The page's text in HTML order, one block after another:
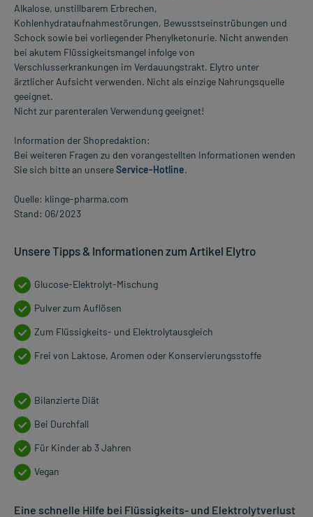
Alkalose, unstillbarem Erbrechen,
Kohlenhydrataufnahmestörungen, Bewusstseinstrübungen und
Schock sowie bei vorliegender Phenylketonurie. Nicht anwenden
bei akutem Flüssigkeitsmangel infolge von
Verschlusserkrankungen im Verdauungstrakt. Elytro unter
ärztlicher Aufsicht verwenden. Nicht als einzige Nahrungsquelle
geeignet.
Nicht zur parenteralen Verwendung geeignet!
Information der Shopredaktion:
Bei weiteren Fragen zu den vorangestellten Informationen wenden
Sie sich bitte an unsereService-Hotline.
Quelle: klinge-pharma.com
Stand: 06/2023
Unsere Tipps & Informationen zum Artikel Elytro
Glucose-Elektrolyt-Mischung
Pulver zum Auflösen
Zum Flüssigkeits- und Elektrolytausgleich
Frei von Laktose, Aromen oder Konservierungsstoffe
Bilanzierte Diät
Bei Durchfall
Für Kinder ab 3 Jahren
Vegan
Eine schnelle Hilfe bei Flüssigkeits- und Elektrolytverlust